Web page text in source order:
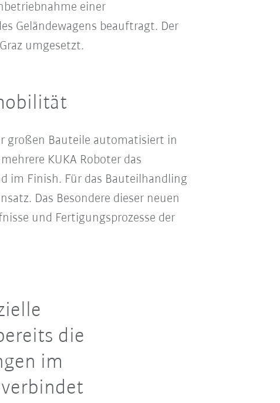
einer
Geländewagens beauftragt. Der
umgesetzt.
großen Bauteile automatisiert in
KUKA Roboter das
im Finish. Für das Bauteilhandling
Das Besondere dieser neuen
und Fertigungsprozesse der
die
im